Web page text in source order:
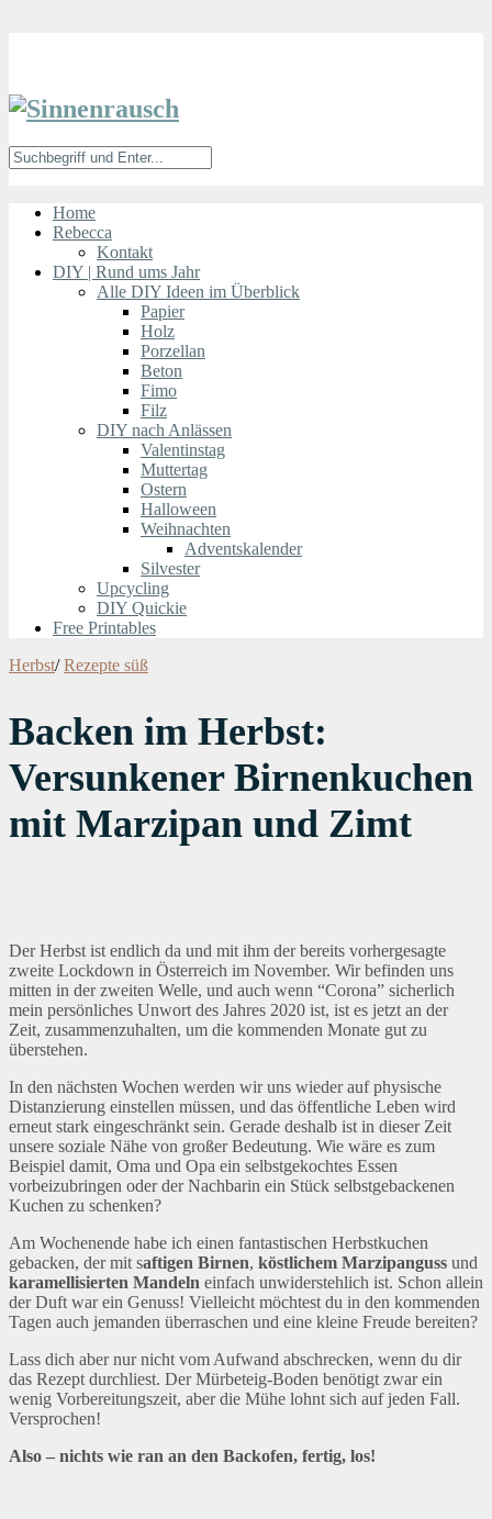
Home
Rebecca
Kontakt
DIY | Rund ums Jahr
Alle DIY Ideen im Überblick
Papier
Holz
Porzellan
Beton
Fimo
Filz
DIY nach Anlässen
Valentinstag
Muttertag
Ostern
Halloween
Weihnachten
Adventskalender
Silvester
Upcycling
DIY Quickie
Free Printables
Herbst/ Rezepte süß
Backen im Herbst:
Versunkener Birnenkuchen
mit Marzipan und Zimt
Der Herbst ist endlich da und mit ihm der bereits vorhergesagte
zweite Lockdown in Österreich im November. Wir befinden uns
mitten in der zweiten Welle, und auch wenn “Corona” sicherlich
mein persönliches Unwort des Jahres 2020 ist, ist es jetzt an der
Zeit, zusammenzuhalten, um die kommenden Monate gut zu
überstehen.
In den nächsten Wochen werden wir uns wieder auf physische
Distanzierung einstellen müssen, und das öffentliche Leben wird
erneut stark eingeschränkt sein. Gerade deshalb ist in dieser Zeit
unsere soziale Nähe von großer Bedeutung. Wie wäre es zum
Beispiel damit, Oma und Opa ein selbstgekochtes Essen
vorbeizubringen oder der Nachbarin ein Stück selbstgebackenen
Kuchen zu schenken?
Am Wochenende habe ich einen fantastischen Herbstkuchen
gebacken, der mit saftigen Birnen, köstlichem Marzipanguss und
karamellisierten Mandeln einfach unwiderstehlich ist. Schon allein
der Duft war ein Genuss! Vielleicht möchtest du in den kommenden
Tagen auch jemanden überraschen und eine kleine Freude bereiten?
Lass dich aber nur nicht vom Aufwand abschrecken, wenn du dir
das Rezept durchliest. Der Mürbeteig-Boden benötigt zwar ein
wenig Vorbereitungszeit, aber die Mühe lohnt sich auf jeden Fall.
Versprochen!
Also – nichts wie ran an den Backofen, fertig, los!